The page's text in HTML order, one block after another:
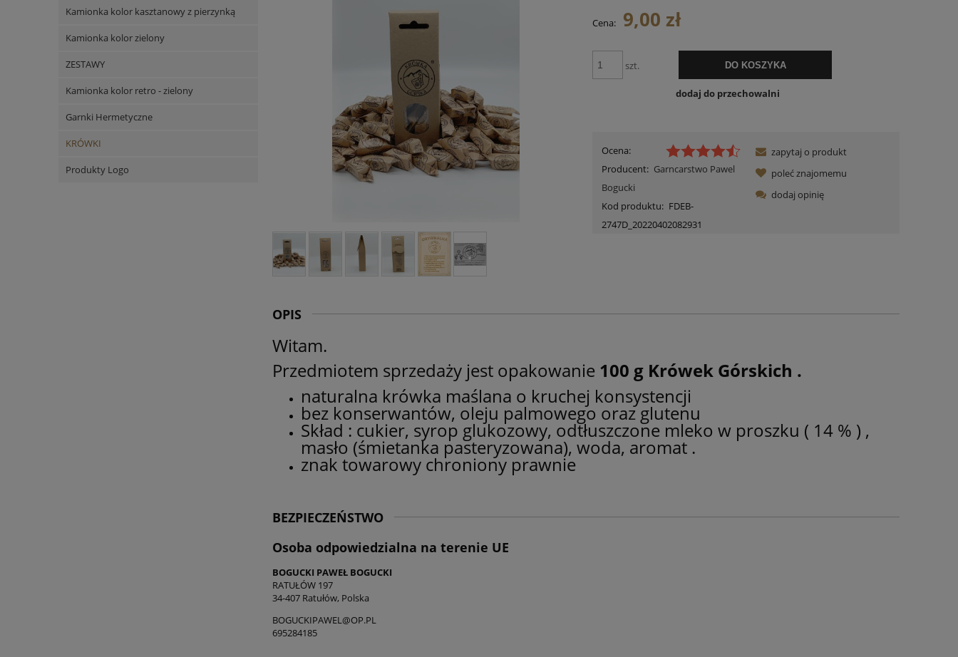
Kamionka kolor kasztanowy z pierzynką
Kamionka kolor zielony
ZESTAWY
Kamionka kolor retro - zielony
Garnki Hermetyczne
KRÓWKI
Produkty Logo
Cena: 9,00 zł
szt. DO KOSZYKA
dodaj do przechowalni
Ocena:
Producent: Garncarstwo Pawel
Bogucki
Kod produktu: FDEB-
2747D_20220402082931
zapytaj o produkt
poleć znajomemu
dodaj opinię
OPIS
Witam.
Przedmiotem sprzedaży jest opakowanie 100 g Krówek Górskich .
naturalna krówka maślana o kruchej konsystencji
bez konserwantów, oleju palmowego oraz glutenu
Skład : cukier, syrop glukozowy, odtłuszczone mleko w proszku ( 14 % ) ,
masło (śmietanka pasteryzowana), woda, aromat .
znak towarowy chroniony prawnie
BEZPIECZEŃSTWO
Osoba odpowiedzialna na terenie UE
BOGUCKI PAWEŁ BOGUCKI
RATUŁÓW 197
34-407 Ratułów, Polska
BOGUCKIPAWEL@OP.PL
695284185